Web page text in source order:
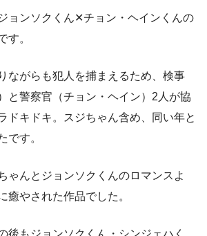
ョンソクくん✕チョン・ヘインくんの
す。
ながらも犯人を捕まえるため、検事
と警察官（チョン・ヘイン）2人が協
ドキドキ。スジちゃん含め、同い年と
です。
ゃんとジョンソクくんのロマンスよ
癒やされた作品でした。
後もジョンソクくん・シンジェハく